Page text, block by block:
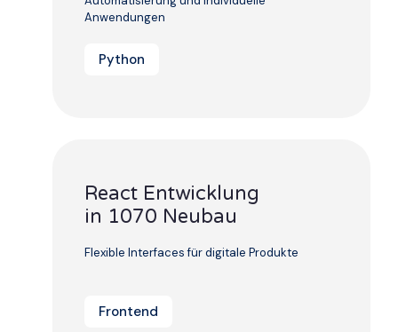
Anwendungen
Python
React Entwicklung
in 1070 Neubau
Flexible Interfaces für digitale Produkte
Frontend